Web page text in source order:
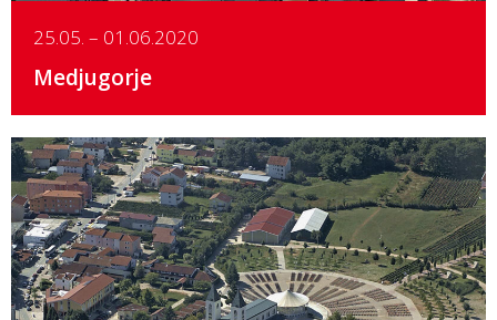
25.05. – 01.06.2020
Medjugorje